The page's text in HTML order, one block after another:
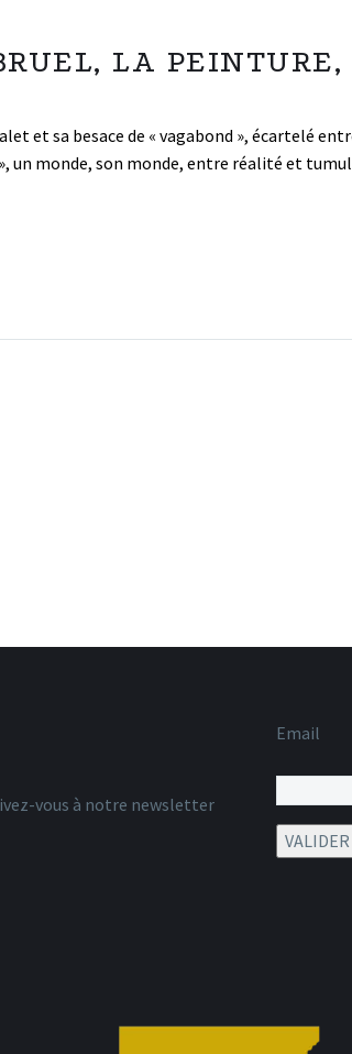
LA PEINTURE,
et sa besace de « vagabond », écartelé
un monde, son monde, entre réalité et
vous à notre newsletter
Email
VALIDER